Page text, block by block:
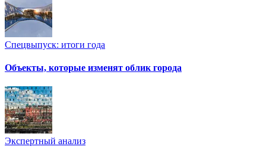
Спецвыпуск: итоги года
Объекты, которые изменят облик города
Экспертный анализ